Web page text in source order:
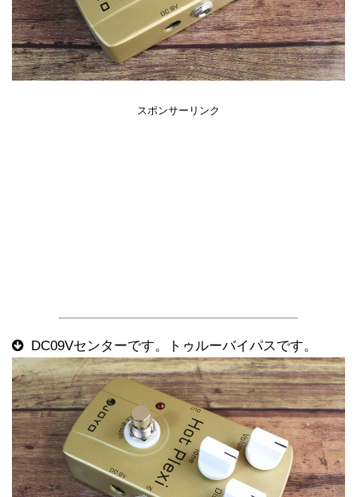
スポンサーリンク
DC09Vセンターです。トゥルーバイパスです。